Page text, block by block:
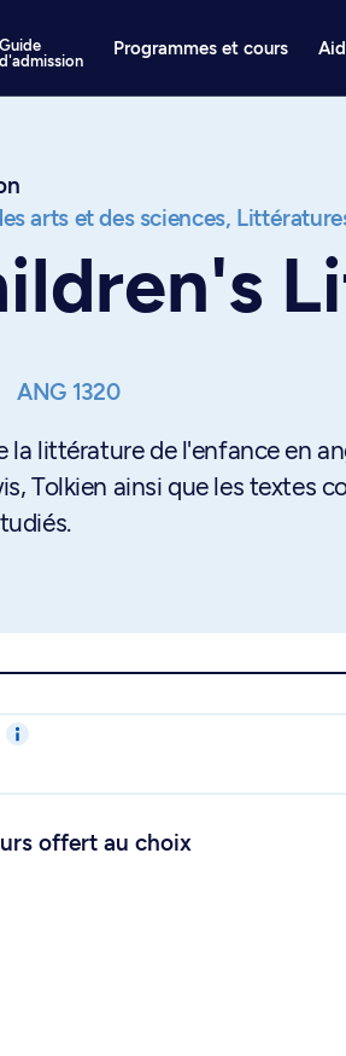
Guide
d'admission
Programmes et cours
arts et des sciences,
ANG 1320
la littérature de l'enfance en
Tolkien ainsi que les textes
offert au choix